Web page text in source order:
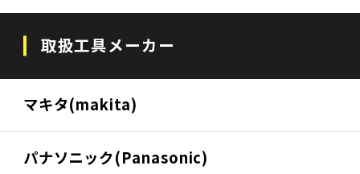
取扱工具メーカー
マキタ(makita)
パナソニック(Panasonic)